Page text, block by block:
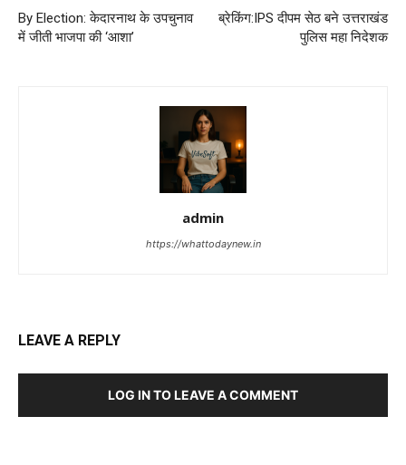
By Election: केदारनाथ के उपचुनाव
में जीती भाजपा की ‘आशा’
ब्रेकिंग:IPS दीपम सेठ बने उत्तराखंड
पुलिस महा निदेशक
admin
https://whattodaynew.in
LEAVE A REPLY
LOG IN TO LEAVE A COMMENT